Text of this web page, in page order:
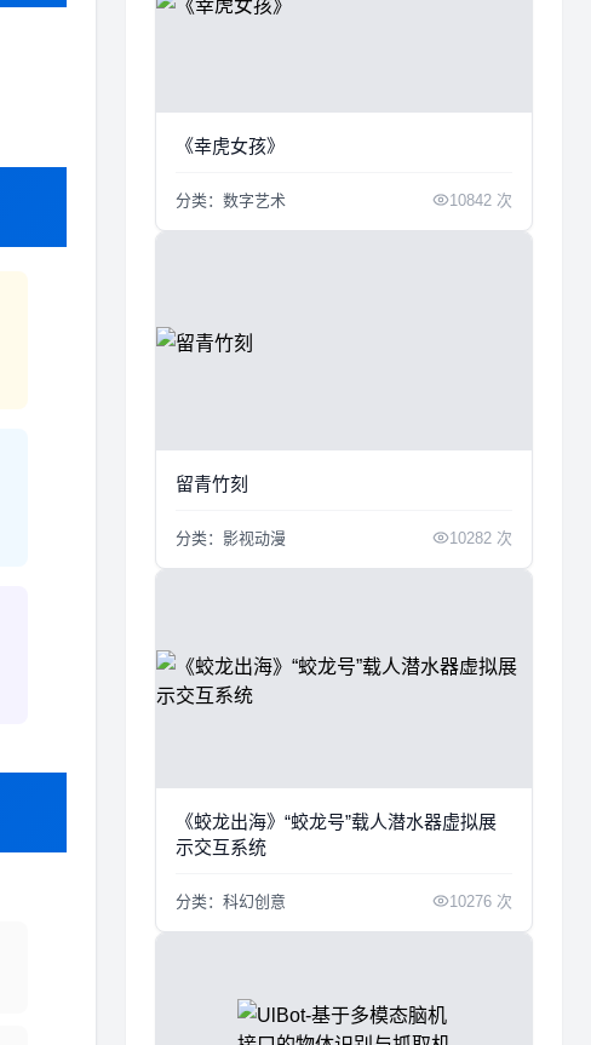
《幸虎女孩》
分类：数字艺术 10842 次
留青竹刻
分类：影视动漫 10282 次
《蛟龙出海》“蛟龙号”载人潜水器虚拟展
示交互系统
分类：科幻创意 10276 次